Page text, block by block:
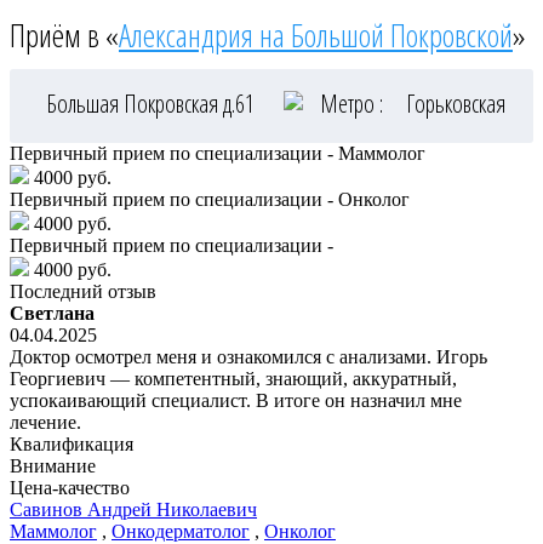
Приём в «Александрия на Большой Покровской»
Большая Покровская д.61 Метро : Горьковская
Первичный прием по специализации - Маммолог
4000 руб.
Первичный прием по специализации - Онколог
4000 руб.
Первичный прием по специализации -
4000 руб.
Последний отзыв
Светлана
04.04.2025
Доктор осмотрел меня и ознакомился с анализами. Игорь
Георгиевич — компетентный, знающий, аккуратный,
успокаивающий специалист. В итоге он назначил мне
лечение.
Квалификация
Внимание
Цена-качество
Савинов Андрей Николаевич
Маммолог , Онкодерматолог , Онколог